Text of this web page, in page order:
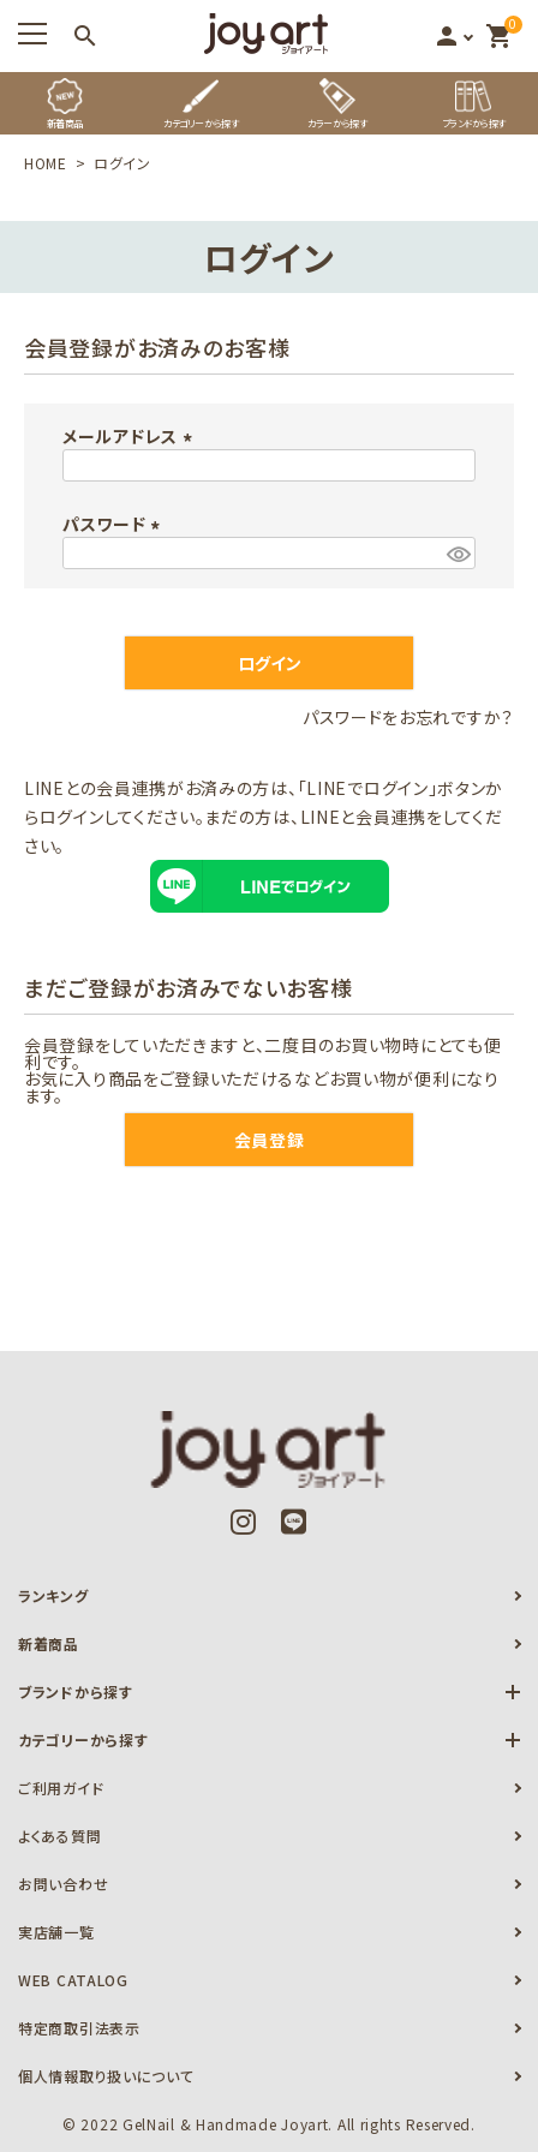
search person 0
shopping_cart
新着商品 カテゴリーから探す カラーから探す ブランドから探す
HOME ログイン
ログイン
会員登録がお済みのお客様
メールアドレス
パスワード
)
ログイン
パスワードをお忘れですか？
LINEとの会員連携がお済みの方は、「LINEでログイン」ボタンか
らログインしてください。まだの方は、 LINEと会員連携をしてくだ
さい。
まだご登録がお済みでないお客様
会員登録をしていただきますと、二度目のお買い物時にとても便
利です。
お気に入り商品をご登録いただけるなどお買い物が便利になり
ます。
会員登録
ランキング
新着商品
ブランドから探す
カテゴリーから探す
ご利用ガイド
よくある質問
お問い合わせ
実店舗一覧
WEB CATALOG
特定商取引法表示
個人情報取り扱いについて
© 2022 GelNail & Handmade Joyart. All rights Reserved.